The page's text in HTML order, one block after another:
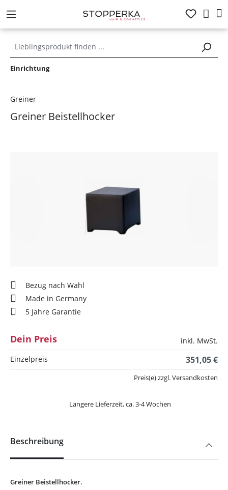
springen
Einrichtung
Greiner Beistellhocker
Greiner
Bezug nach Wahl
Made in Germany
5 Jahre Garantie
Dein Preis
inkl. MwSt.
Einzelpreis
351,05 €
Längere Lieferzeit, ca. 3-4 Wochen
Preis(e) zzgl. Versandkosten
Beschreibung
Greiner Beistellhocker.